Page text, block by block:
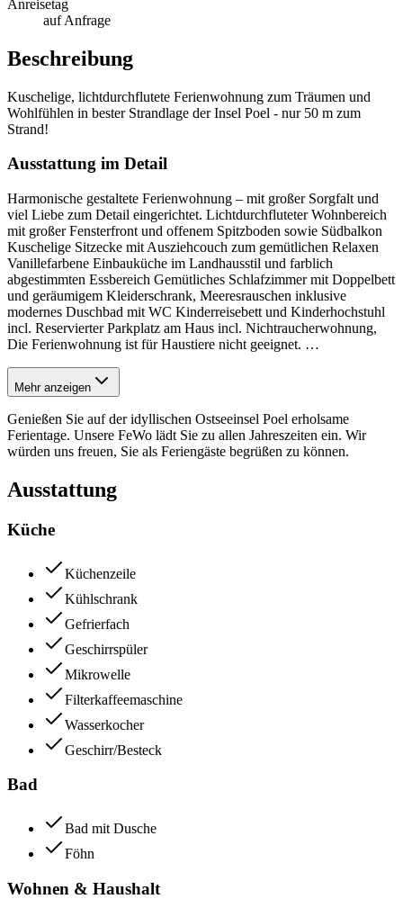
Anreisetag
auf Anfrage
Beschreibung
Kuschelige, lichtdurchflutete Ferienwohnung zum Träumen und
Wohlfühlen in bester Strandlage der Insel Poel - nur 50 m zum
Strand!
Ausstattung im Detail
Harmonische gestaltete Ferienwohnung – mit großer Sorgfalt und
viel Liebe zum Detail eingerichtet. Lichtdurchfluteter Wohnbereich
mit großer Fensterfront und offenem Spitzboden sowie Südbalkon
Kuschelige Sitzecke mit Ausziehcouch zum gemütlichen Relaxen
Vanillefarbene Einbauküche im Landhausstil und farblich
abgestimmten Essbereich Gemütliches Schlafzimmer mit Doppelbett
und geräumigem Kleiderschrank, Meeresrauschen inklusive
modernes Duschbad mit WC Kinderreisebett und Kinderhochstuhl
incl. Reservierter Parkplatz am Haus incl. Nichtraucherwohnung,
Die Ferienwohnung ist für Haustiere nicht geeignet. …
Mehr anzeigen
Genießen Sie auf der idyllischen Ostseeinsel Poel erholsame
Ferientage. Unsere FeWo lädt Sie zu allen Jahreszeiten ein. Wir
würden uns freuen, Sie als Feriengäste begrüßen zu können.
Ausstattung
Küche
Küchenzeile
Kühlschrank
Gefrierfach
Geschirrspüler
Mikrowelle
Filterkaffeemaschine
Wasserkocher
Geschirr/Besteck
Bad
Bad mit Dusche
Föhn
Wohnen & Haushalt